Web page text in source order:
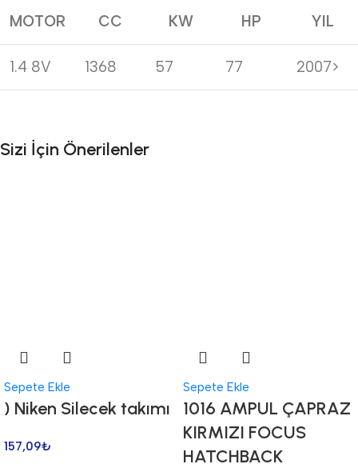
MOTOR CC KW HP YIL
1.4 8V 1368 57 77 2007>
Sizi İçin Önerilenler
Sepete Ekle
) Niken Silecek takımı
157,09₺
Sepete Ekle
1016 AMPUL ÇAPRAZ
KIRMIZI FOCUS
HATCHBACK